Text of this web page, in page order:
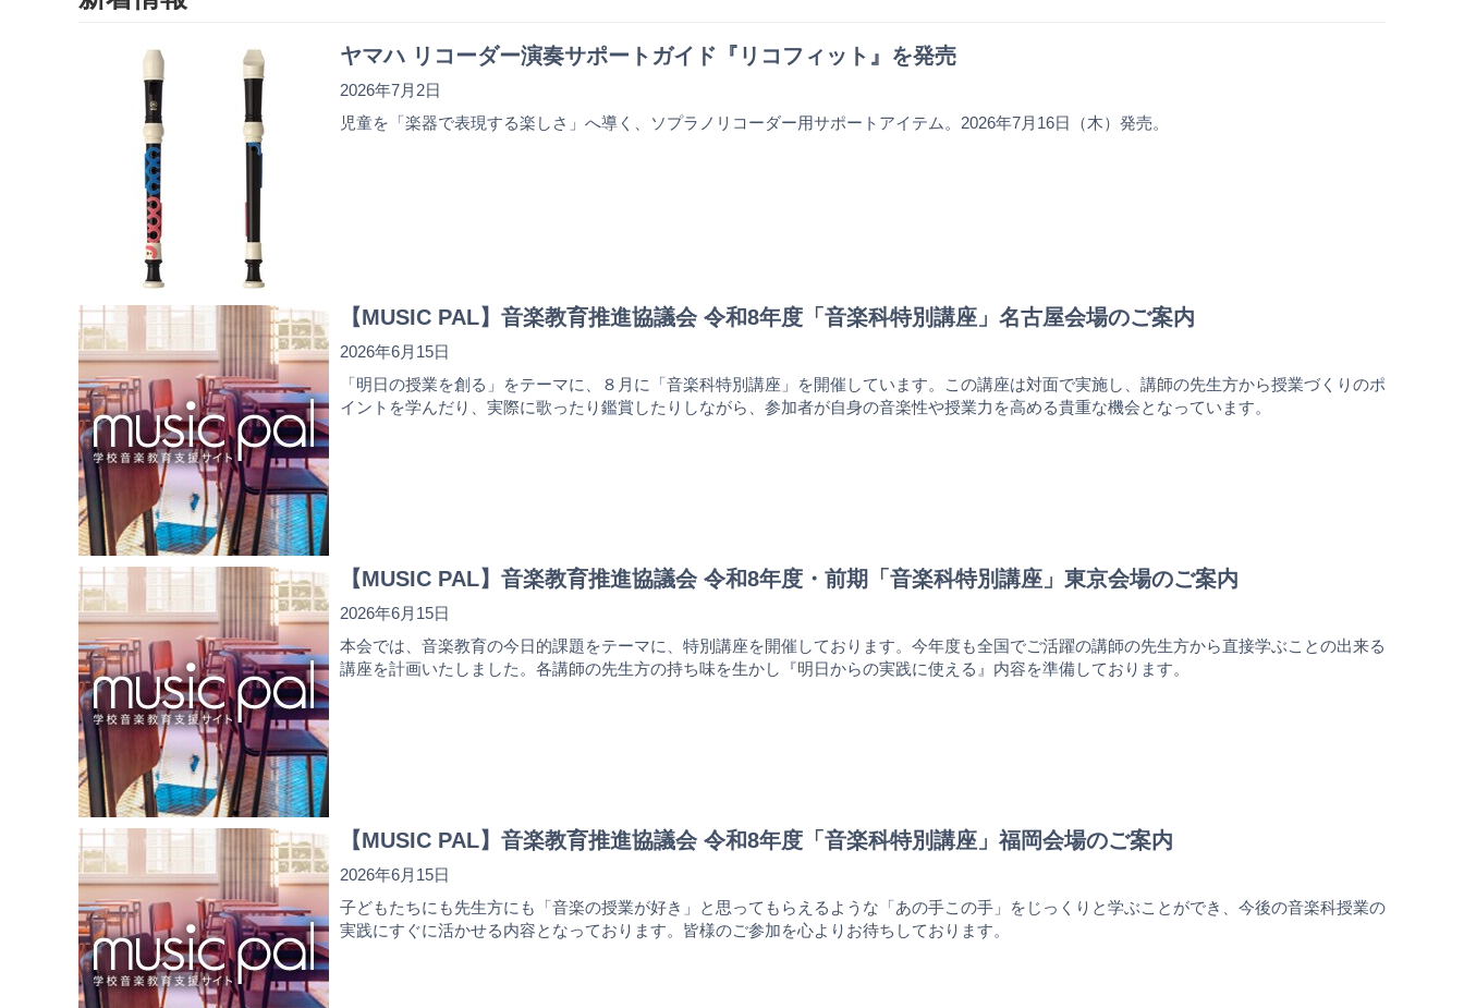
ヤマハ リコーダー演奏サポートガイド『リコフィット』を発売
2026年7月2日
児童を「楽器で表現する楽しさ」へ導く、ソプラノリコーダー用サポートアイテム。2026年7月16日（木）発売。
【MUSIC PAL】音楽教育推進協議会 令和8年度「音楽科特別講座」名古屋会場のご案内
2026年6月15日
「明日の授業を創る」をテーマに、８月に「音楽科特別講座」を開催しています。この講座は対面で実施し、講師の先生方から授業づくりのポ
イントを学んだり、実際に歌ったり鑑賞したりしながら、参加者が自身の音楽性や授業力を高める貴重な機会となっています。
【MUSIC PAL】音楽教育推進協議会 令和8年度・前期「音楽科特別講座」東京会場のご案内
2026年6月15日
本会では、音楽教育の今日的課題をテーマに、特別講座を開催しております。今年度も全国でご活躍の講師の先生方から直接学ぶことの出来る
講座を計画いたしました。各講師の先生方の持ち味を生かし『明日からの実践に使える』内容を準備しております。
【MUSIC PAL】音楽教育推進協議会 令和8年度「音楽科特別講座」福岡会場のご案内
2026年6月15日
子どもたちにも先生方にも「音楽の授業が好き」と思ってもらえるような「あの手この手」をじっくりと学ぶことができ、今後の音楽科授業の
実践にすぐに活かせる内容となっております。皆様のご参加を心よりお待ちしております。